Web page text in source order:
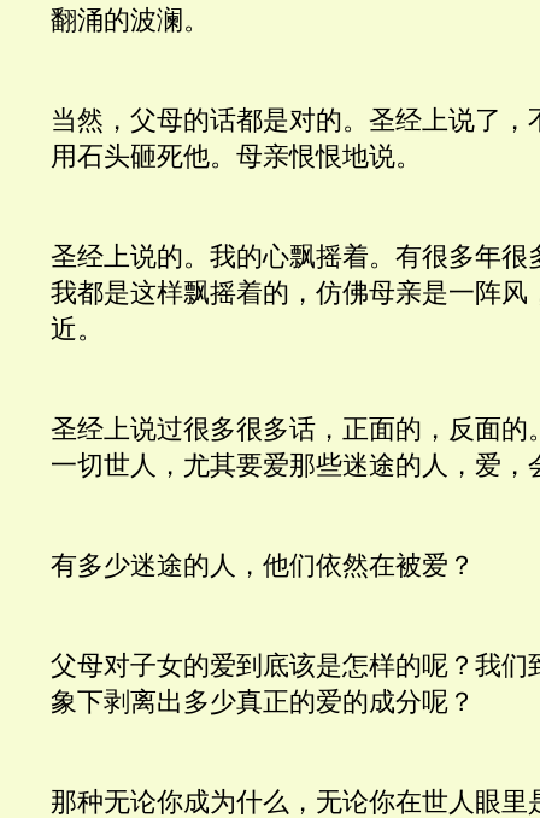
翻涌的波澜。
当然，父母的话都是对的。圣经上说了，
用石头砸死他。母亲恨恨地说。
圣经上说的。我的心飘摇着。有很多年很
我都是这样飘摇着的，仿佛母亲是一阵风
近。
圣经上说过很多很多话，正面的，反面的
一切世人，尤其要爱那些迷途的人，爱，
有多少迷途的人，他们依然在被爱？
父母对子女的爱到底该是怎样的呢？我们
象下剥离出多少真正的爱的成分呢？
那种无论你成为什么，无论你在世人眼里